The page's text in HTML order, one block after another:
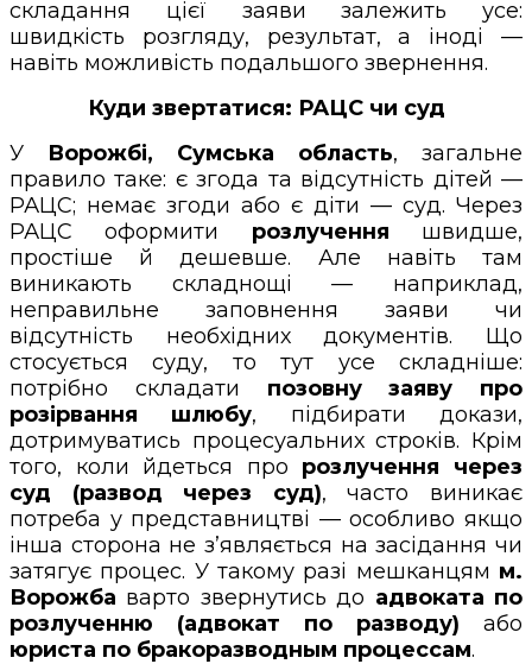
складання цієї заяви залежить усе:
швидкість розгляду, результат, а іноді —
навіть можливість подальшого звернення.
Куди звертатися: РАЦС чи суд
У Ворожбі, Сумська область, загальне
правило таке: є згода та відсутність дітей —
РАЦС; немає згоди або є діти — суд. Через
РАЦС оформити розлучення швидше,
простіше й дешевше. Але навіть там
виникають складнощі — наприклад,
неправильне заповнення заяви чи
відсутність необхідних документів. Що
стосується суду, то тут усе складніше:
потрібно складати позовну заяву про
розірвання шлюбу, підбирати докази,
дотримуватись процесуальних строків. Крім
того, коли йдеться про розлучення через
суд (развод через суд), часто виникає
потреба у представництві — особливо якщо
інша сторона не з’являється на засідання чи
затягує процес. У такому разі мешканцям м.
Ворожба варто звернутись до адвоката по
розлученню (адвокат по разводу) або
юриста по бракоразводным процессам.